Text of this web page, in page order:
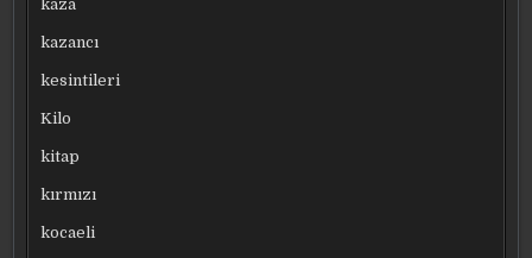
kaza
kazancı
kesintileri
Kilo
kitap
kırmızı
kocaeli